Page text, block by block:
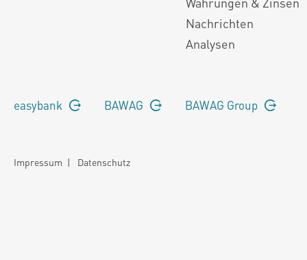
Nachrichten
Analysen
easybank BAWAG BAWAG Group
Impressum | Datenschutz